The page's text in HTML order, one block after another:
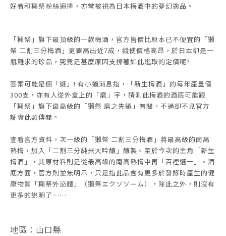
好者和獺祭粉絲追捧，亦常被視為日本梅酒中的夢幻逸品。
「獺祭」旗下最頂級的一款梅酒，官方售價比原本已不便宜的「獺
祭 二割三分梅酒」更要高出近7成，縱使價格高昂，於日本卻是一
瓶難求的珍品，究竟是甚麼原因支撐著如此進取的定價呢?
答案可能是個「謎」! 有小道消息指，「新生梅酒」的每年產量僅
300支，亦有人從外盒上的「磨」字，猜測此梅酒的酒底可能跟
「獺祭」旗下最高級的「獺祭 磨之先驅」有關，不過卻不見官方
証實此類傳聞。
查看官方資料，次一級的「獺祭 二割三分梅酒」將最高級的南高
熟梅，加入「二割三分純米大吟釀」釀製。至於今次的主角「新生
梅酒」，其原材料則是從最高級的南高熟梅中再「百裡選一」。酒
底方面，官方則並無明示，只是指此品含有更多於發酵時產生的健
康物質「獺祭外泌體」（獺祭エクソソーム），除此之外，則沒有
更多的說明了……
地區：山口縣